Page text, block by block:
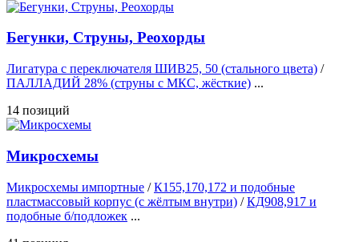
Бегунки, Струны, Реохорды
Лигатура с переключателя ШИВ25, 50 (стального цвета) /
ПАЛЛАДИЙ 28% (струны с МКС, жёсткие) ...
14 позиций
Микросхемы
Микросхемы импортные /К155,170,172 и подобные
пластмассовый корпус (с жёлтым внутри) /КД908,917 и
подобные б/подложек ...